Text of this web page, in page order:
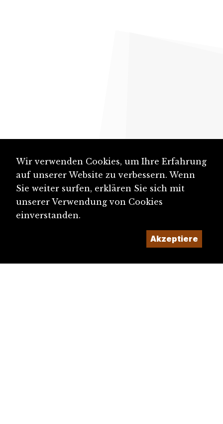
Wir verwenden Cookies, um Ihre Erfahrung
auf unserer Website zu verbessern. Wenn
Sie weiter surfen, erklären Sie sich mit
unserer Verwendung von Cookies
einverstanden.
Akzeptiere